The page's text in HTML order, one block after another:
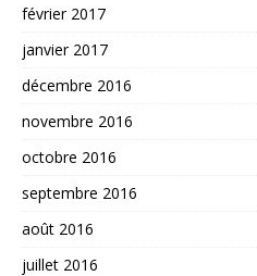
février 2017
janvier 2017
décembre 2016
novembre 2016
octobre 2016
septembre 2016
août 2016
juillet 2016